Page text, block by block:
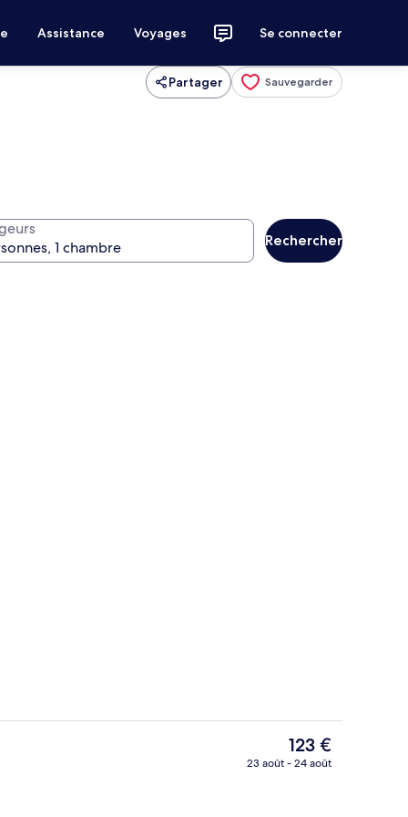
Assistance Voyages Se connecter
Partager Sauvegarder
Rechercher
Le
prix
123 €
23 août - 24 août